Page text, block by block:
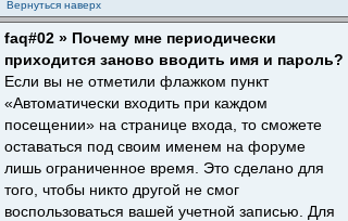
Вернуться наверх
faq#02 » Почему мне периодически
приходится заново вводить имя и пароль?
Если вы не отметили флажком пункт
«Автоматически входить при каждом
посещении» на странице входа, то сможете
оставаться под своим именем на форуме
лишь ограниченное время. Это сделано для
того, чтобы никто другой не смог
воспользоваться вашей учетной записью. Для